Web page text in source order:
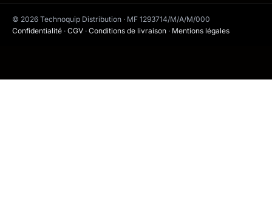
© 2026 Technoquip Distribution · MF 1293714/M/A/M/000
Confidentialité · CGV · Conditions de livraison · Mentions légales